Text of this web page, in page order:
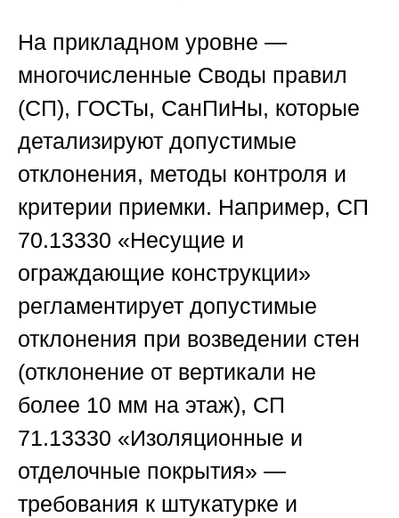
На прикладном уровне —
многочисленные Своды правил
(СП), ГОСТы, СанПиНы, которые
детализируют допустимые
отклонения, методы контроля и
критерии приемки. Например, СП
70.13330 «Несущие и
ограждающие конструкции»
регламентирует допустимые
отклонения при возведении стен
(отклонение от вертикали не
более 10 мм на этаж), СП
71.13330 «Изоляционные и
отделочные покрытия» —
требования к штукатурке и